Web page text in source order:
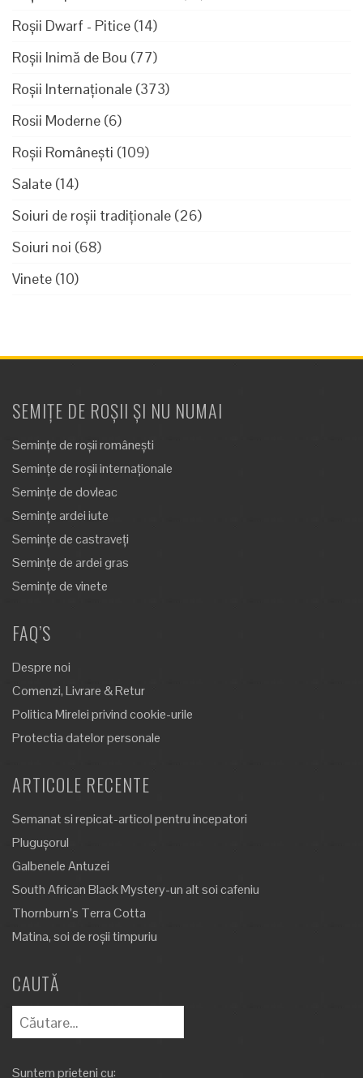
Roșii Dwarf - Pitice (14)
Roșii Inimă de Bou (77)
Roșii Internaționale (373)
Rosii Moderne (6)
Roșii Românești (109)
Salate (14)
Soiuri de roșii tradiționale (26)
Soiuri noi (68)
Vinete (10)
SEMIȚE DE ROȘII ȘI NU NUMAI
Semințe de roșii românești
Semințe de roșii internaționale
Semințe de dovleac
Semințe ardei iute
Semințe de castraveți
Semințe de ardei gras
Semințe de vinete
FAQ’S
Despre noi
Comenzi, Livrare & Retur
Politica Mirelei privind cookie-urile
Protectia datelor personale
ARTICOLE RECENTE
Semanat si repicat-articol pentru incepatori
Plugușorul
Galbenele Antuzei
South African Black Mystery-un alt soi cafeniu
Thornburn’s Terra Cotta
Matina, soi de roșii timpuriu
CAUTĂ
Caută
după:
Suntem prieteni cu: